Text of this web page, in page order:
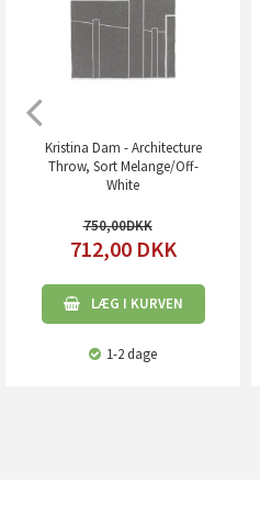
Kristina Dam - Architecture
Throw, Sort Melange/Off-
White
750,00
712,00 DKK
LÆG I KURVEN
1-2 dage